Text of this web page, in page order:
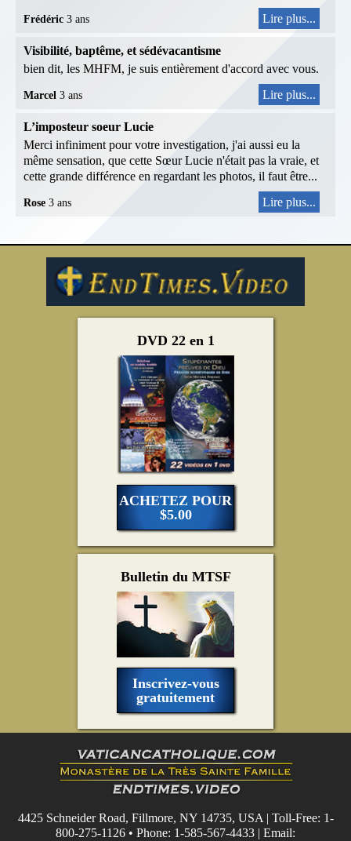
Frédéric 3 ans Lire plus...
Visibilité, baptême, et sédévacantisme
bien dit, les MHFM, je suis entièrement d'accord avec vous.
Marcel 3 ans Lire plus...
L’imposteur soeur Lucie
Merci infiniment pour votre investigation, j'ai aussi eu la
même sensation, que cette Sœur Lucie n'était pas la vraie, et
cette grande différence en regardant les photos, il faut être...
Rose 3 ans Lire plus...
DVD 22 en 1
ACHETEZ POUR
$5.00
Bulletin du MTSF
Inscrivez-vous
gratuitement
4425 Schneider Road, Fillmore, NY 14735, USA | Toll-Free: 1-
800-275-1126 • Phone: 1-585-567-4433 | Email: